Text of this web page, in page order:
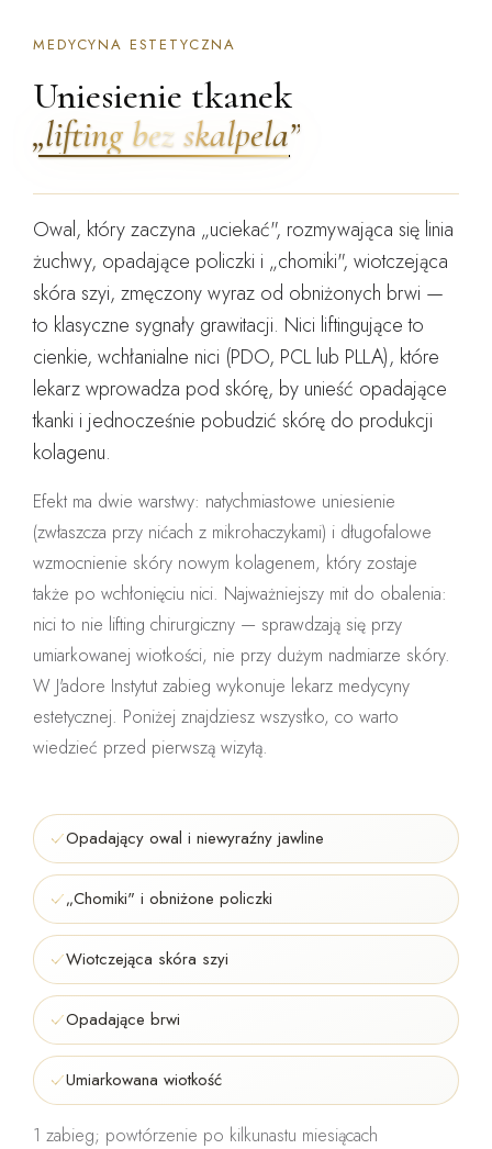
MEDYCYNA ESTETYCZNA
Uniesienie tkanek
„lifting bez skalpela”
Owal, który zaczyna „uciekać", rozmywająca się linia
żuchwy, opadające policzki i „chomiki", wiotczejąca
skóra szyi, zmęczony wyraz od obniżonych brwi —
to klasyczne sygnały grawitacji. Nici liftingujące to
cienkie,wchłanialne nici (PDO, PCL lub PLLA), które
lekarz wprowadza pod skórę, by unieść opadające
tkanki i jednocześnie pobudzić skórę do produkcji
kolagenu.
Efekt ma dwie warstwy: natychmiastowe uniesienie
(zwłaszcza przy nićach z mikrohaczykami) i długofalowe
wzmocnienie skóry nowym kolagenem, który zostaje
także po wchłonięciu nici. Najważniejszy mit do obalenia:
nici to nie lifting chirurgiczny — sprawdzają się przy
umiarkowanej wiotkości, nie przy dużym nadmiarze skóry.
W J'adore Instytut zabieg wykonuje lekarz medycyny
estetycznej. Poniżej znajdziesz wszystko, co warto
wiedzieć przed pierwszą wizytą.
Opadający owal i niewyraźny jawline
„Chomiki" i obniżone policzki
Wiotczejąca skóra szyi
Opadające brwi
Umiarkowana wiotkość
1 zabieg; powtórzenie po kilkunastu miesiącach